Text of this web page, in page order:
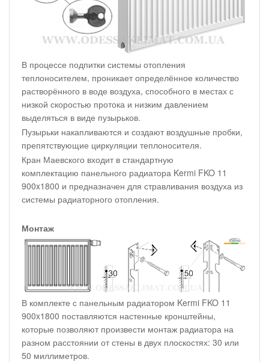
В процессе подпитки системы отопления
теплоносителем, проникает определённое количество
растворённого в воде воздуха, способного в местах с
низкой скоростью протока и низким давлением
выделяться в виде пузырьков.
Пузырьки накапливаются и создают воздушные пробки,
препятствующие циркуляции теплоносителя.
Кран Маевского входит в стандартную
комплектацию панельного радиатора Kermi FKO 11
900x1800 и предназначен для стравливания воздуха из
системы радиаторного отопления.
Монтаж
В комплекте с панельным радиатором Kermi FKO 11
900x1800 поставляются настенные кронштейны,
которые позволяют произвести монтаж радиатора на
разном расстоянии от стены в двух плоскостях: 30 или
50 миллиметров.